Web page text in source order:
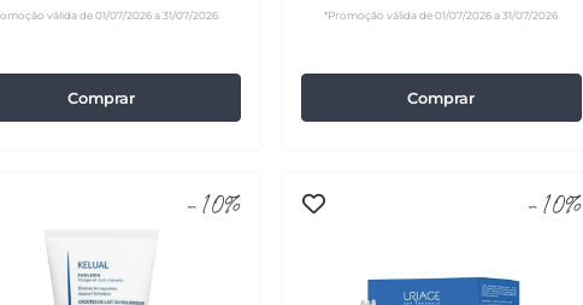
válida de 01/07/2026 a 31/07/2026
Comprar
*Promoção válida de 01/07/2026 a 31/07/2026
Comprar
-10% -10%